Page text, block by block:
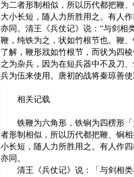
为二者形制相似，所以历代都把鞭
大小长短，随人力所胜用之。有人
亦同。清王《兵仗记》说： “与剑相
鞭，纯铁为之，状如竹根节也。鞭
了解，鞭形戕如竹根节，而状为四
之为杂兵，因为在短兵器中不及刀
兵为伍来使用。唐初的战将秦琼善使
相关记载
铁鞭为六角形，铁锏为四楞形
者形制相似，所以历代都把鞭、锏
小长短，随人力所胜用之。有人作
亦同。
清王《兵仗记》说：「与剑相